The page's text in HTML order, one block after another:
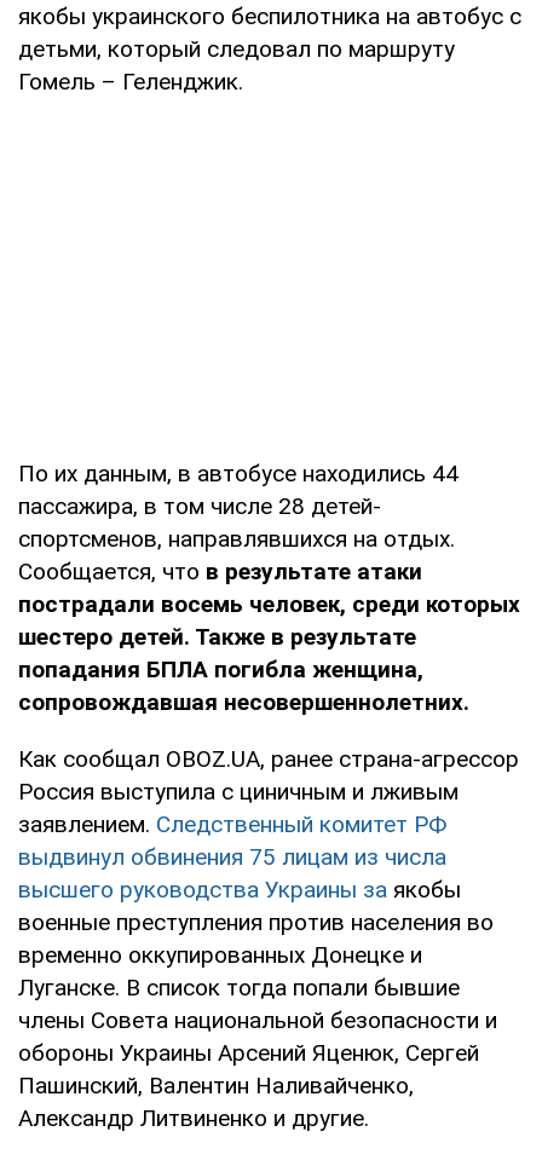
якобы украинского беспилотника на автобус с
детьми, который следовал по маршруту
Гомель – Геленджик.
По их данным, в автобусе находились 44
пассажира, в том числе 28 детей-
спортсменов, направлявшихся на отдых.
Сообщается, что в результате атаки
пострадали восемь человек, среди которых
шестеро детей. Также в результате
попадания БПЛА погибла женщина,
сопровождавшая несовершеннолетних.
Как сообщал OBOZ.UA, ранее страна-агрессор
Россия выступила с циничным и лживым
заявлением. Следственный комитет РФ
выдвинул обвинения 75 лицам из числа
высшего руководства Украины за якобы
военные преступления против населения во
временно оккупированных Донецке и
Луганске. В список тогда попали бывшие
члены Совета национальной безопасности и
обороны Украины Арсений Яценюк, Сергей
Пашинский, Валентин Наливайченко,
Александр Литвиненко и другие.